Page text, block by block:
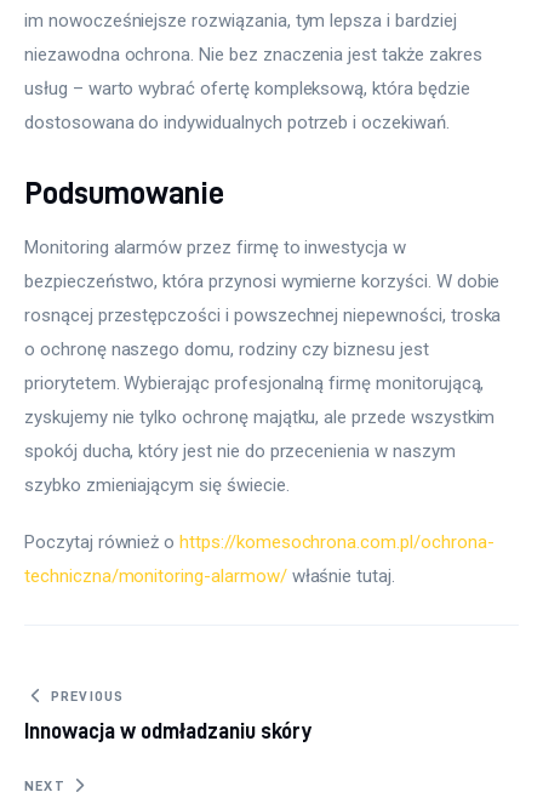
im nowocześniejsze rozwiązania, tym lepsza i bardziej
niezawodna ochrona. Nie bez znaczenia jest także zakres
usług – warto wybrać ofertę kompleksową, która będzie
dostosowana do indywidualnych potrzeb i oczekiwań.
Podsumowanie
Monitoring alarmów przez firmę to inwestycja w
bezpieczeństwo, która przynosi wymierne korzyści. W dobie
rosnącej przestępczości i powszechnej niepewności, troska
o ochronę naszego domu, rodziny czy biznesu jest
priorytetem. Wybierając profesjonalną firmę monitorującą,
zyskujemy nie tylko ochronę majątku, ale przede wszystkim
spokój ducha, który jest nie do przecenienia w naszym
szybko zmieniającym się świecie.
Poczytaj również o https://komesochrona.com.pl/ochrona-
techniczna/monitoring-alarmow/ właśnie tutaj.
Nawigacja wpisu
PREVIOUS
Innowacja w odmładzaniu skóry
NEXT